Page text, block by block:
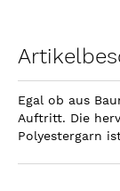
Egal ob aus
Auftritt. Die
Polyestergarn